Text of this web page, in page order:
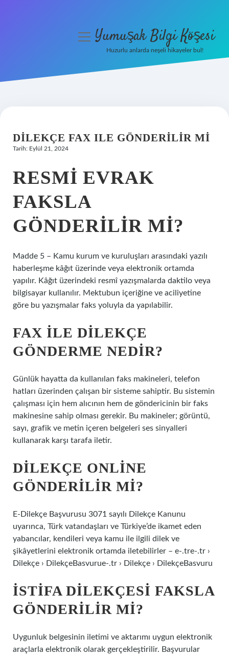
Hakkımızda
menüyüYumuşak Bilgi Köşesi
Huzurlu anlarda neşeli hikayeler bul!
DILEKÇE FAX ILE GÖNDERILIR MI
Tarih: Eylül 21, 2024
RESMI EVRAK
FAKSLA
GÖNDERILIR MI?
Madde 5 – Kamu kurum ve kuruluşları arasındaki yazılı
haberleşme kâğıt üzerinde veya elektronik ortamda
yapılır. Kâğıt üzerindeki resmî yazışmalarda daktilo veya
bilgisayar kullanılır. Mektubun içeriğine ve aciliyetine
göre bu yazışmalar faks yoluyla da yapılabilir.
FAX ILE DILEKÇE
GÖNDERME NEDIR?
Günlük hayatta da kullanılan faks makineleri, telefon
hatları üzerinden çalışan bir sisteme sahiptir. Bu sistemin
çalışması için hem alıcının hem de göndericinin bir faks
makinesine sahip olması gerekir. Bu makineler; görüntü,
sayı, grafik ve metin içeren belgeleri ses sinyalleri
kullanarak karşı tarafa iletir.
DILEKÇE ONLINE
GÖNDERILIR MI?
E-Dilekçe Başvurusu 3071 sayılı Dilekçe Kanunu
uyarınca, Türk vatandaşları ve Türkiye’de ikamet eden
yabancılar, kendileri veya kamu ile ilgili dilek ve
şikâyetlerini elektronik ortamda iletebilirler – e-.tre-.tr ›
Dilekçe › DilekçeBasvurue-.tr › Dilekçe › DilekçeBasvuru
İSTIFA DILEKÇESI FAKSLA
GÖNDERILIR MI?
Uygunluk belgesinin iletimi ve aktarımı uygun elektronik
araçlarla elektronik olarak gerçekleştirilir. Başvurular